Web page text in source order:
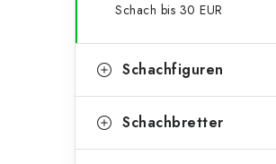
Schach bis 30 EUR
Schachfiguren
Schachbretter